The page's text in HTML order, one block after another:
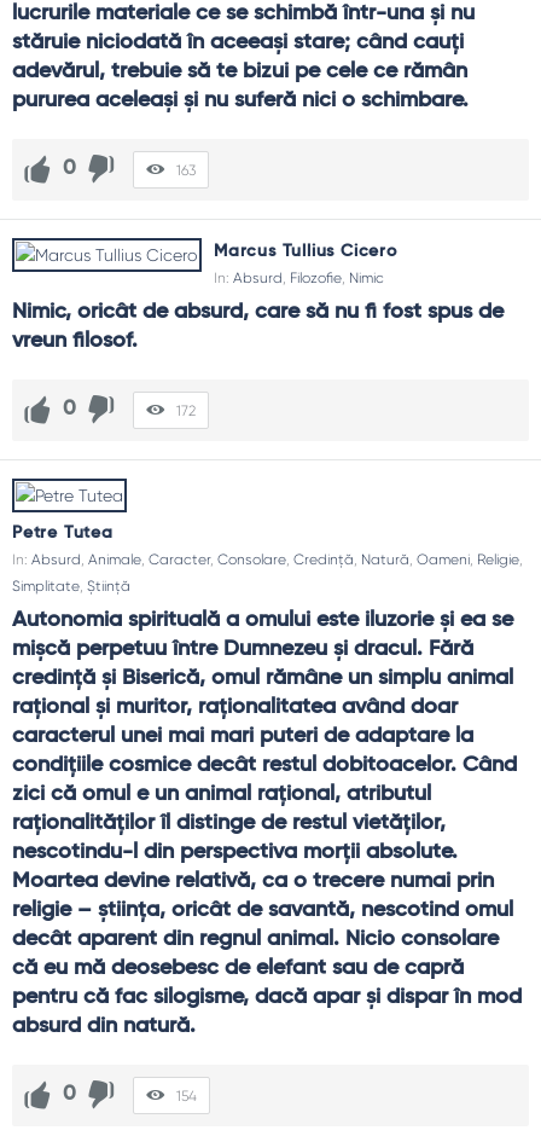
lucrurile materiale ce se schimbă într-una şi nu
stăruie niciodată în aceeaşi stare; când cauţi
adevărul, trebuie să te bizui pe cele ce rămân
pururea aceleaşi şi nu suferă nici o schimbare.
0 163
Marcus Tullius Cicero
In: Absurd Filozofie Nimic
Nimic, oricât de absurd, care să nu fi fost spus de
vreun filosof.
0 172
Petre Tutea
In: Absurd, Animale, Caracter, Consolare, Credință, Natură, Oameni, Religie,
Simplitate, Știință
Autonomia spirituală a omului este iluzorie şi ea se
mişcă perpetuu între Dumnezeu şi dracul. Fără
credinţă şi Biserică, omul rămâne un simplu animal
raţional şi muritor, raţionalitatea având doar
caracterul unei mai mari puteri de adaptare la
condiţiile cosmice decât restul dobitoacelor. Când
zici că omul e un animal raţional, atributul
raţionalităţilor îl distinge de restul vietăţilor,
nescotindu-l din perspectiva morţii absolute.
Moartea devine relativă, ca o trecere numai prin
religie – ştiinţa, oricât de savantă, nescotind omul
decât aparent din regnul animal. Nicio consolare
că eu mă deosebesc de elefant sau de capră
pentru că fac silogisme, dacă apar şi dispar în mod
absurd din natură.
0 154